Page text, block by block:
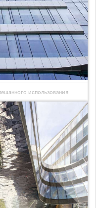
использования